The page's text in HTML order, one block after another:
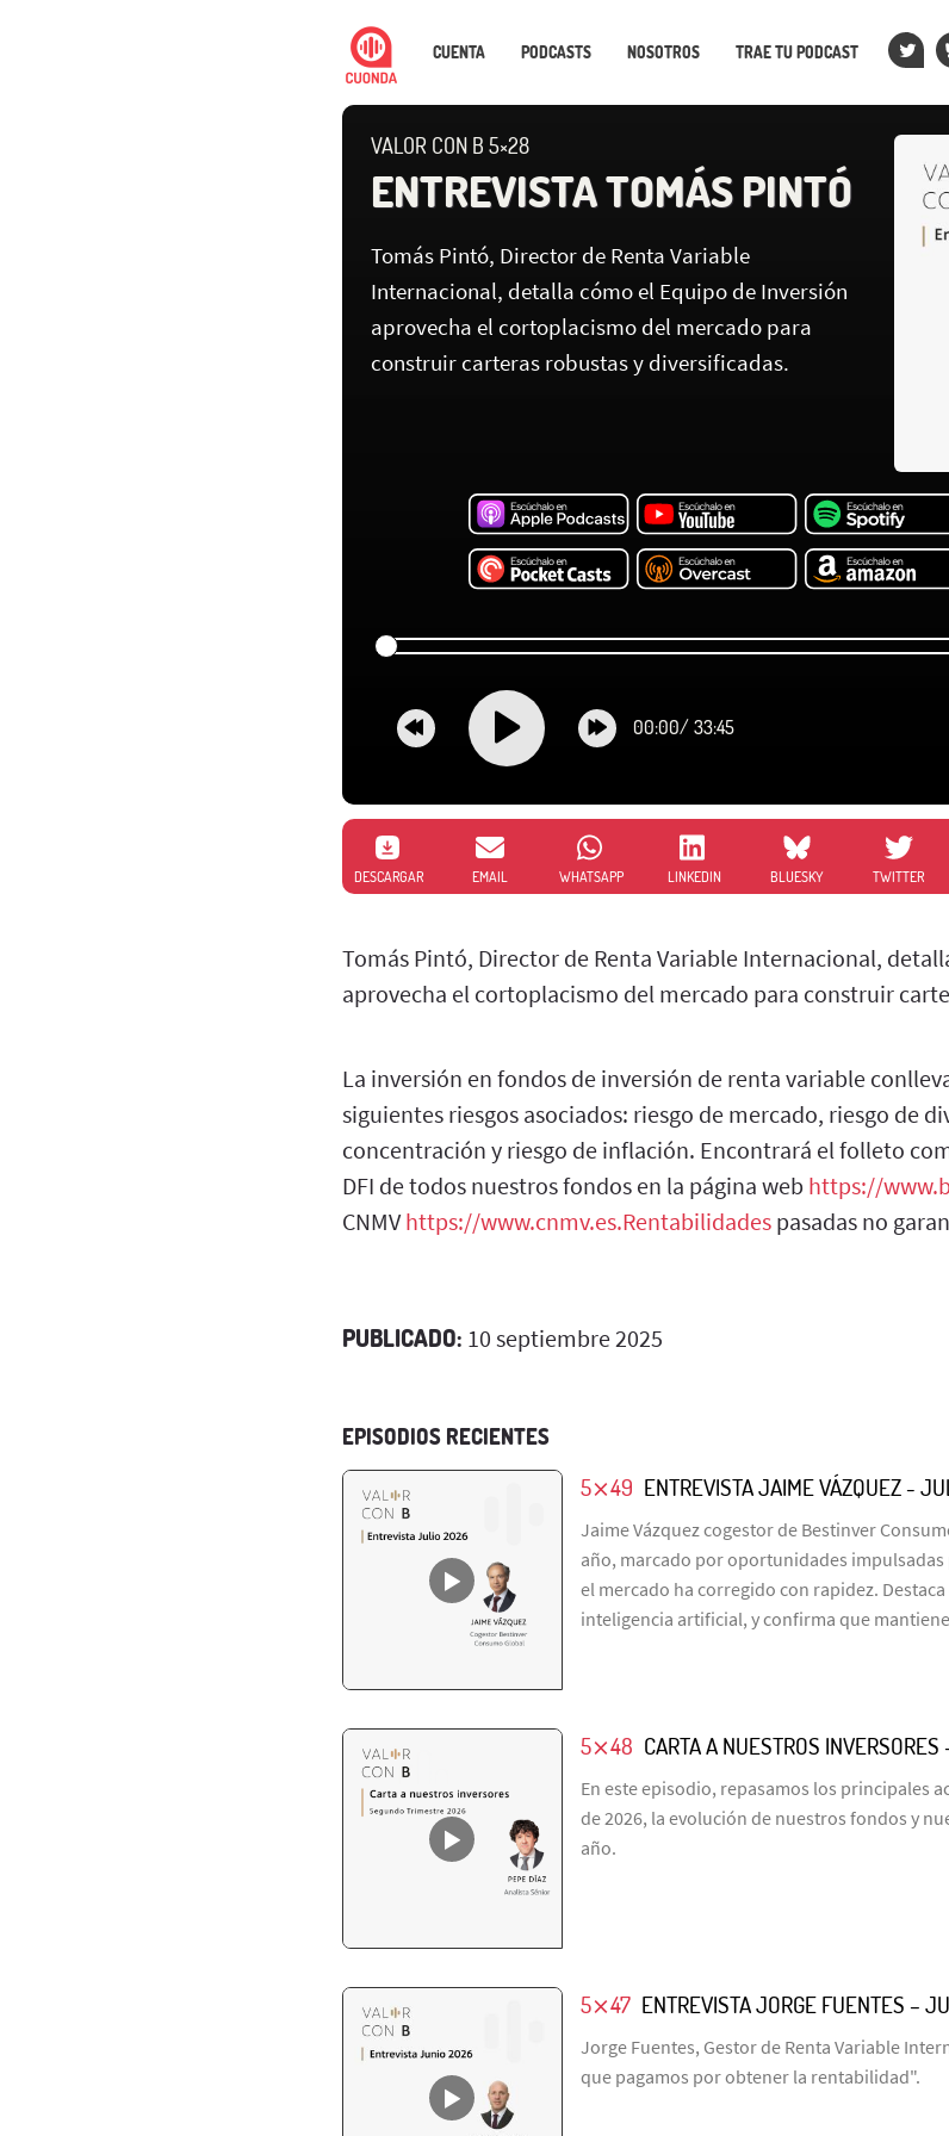
CUENTA PODCASTS NOSOTROS TRAE TU PODCAST
VALOR CON B 5×28
ENTREVISTA TOMÁS PINTÓ
Tomás Pintó, Director de Renta Variable
Internacional, detalla cómo el Equipo de Inversión
aprovecha el cortoplacismo del mercado para
construir carteras robustas y diversificadas.
00:00/ 33:45
DESCARGAR EMAIL WHATSAPP LINKEDIN BLUESKY TWITTER
Tomás Pintó, Director de Renta Variable Internacional,
aprovecha el cortoplacismo del mercado para construir
La inversión en fondos de inversión de renta variable
siguientes riesgos asociados: riesgo de mercado, riesgo de
concentración y riesgo de inflación. Encontrará el folleto
DFI de todos nuestros fondos en la página web https://
CNMVhttps://www.cnmv.es.Rentabilidades pasadas no
PUBLICADO: 10 septiembre 2025
EPISODIOS RECIENTES
5⨯49 ENTREVISTA JAIME VÁZQUEZ -
Jaime Vázquez cogestor de Bestinver
año, marcado por oportunidades
el mercado ha corregido con rapidez.
inteligencia artificial, y confirma que
5⨯48 CARTA A NUESTROS
En este episodio, repasamos los principales
de 2026, la evolución de nuestros fondos y
año.
5⨯47 ENTREVISTA JORGE FUENTES –
Jorge Fuentes, Gestor de Renta Variable
que pagamos por obtener la rentabilidad".